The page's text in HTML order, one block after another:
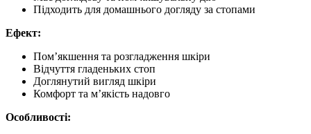
Підходить для домашнього догляду за стопами
Ефект:
Пом’якшення та розгладження шкіри
Відчуття гладеньких стоп
Доглянутий вигляд шкіри
Комфорт та м’якість надовго
Особливості: